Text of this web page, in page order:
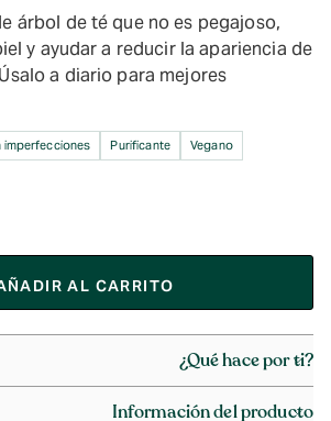
árbol de té que no es pegajoso,
y ayudar a reducir la apariencia de
a diario para mejores
imperfecciones Purificante Vegano
AL CARRITO
¿Qué hace por ti?
Información del producto